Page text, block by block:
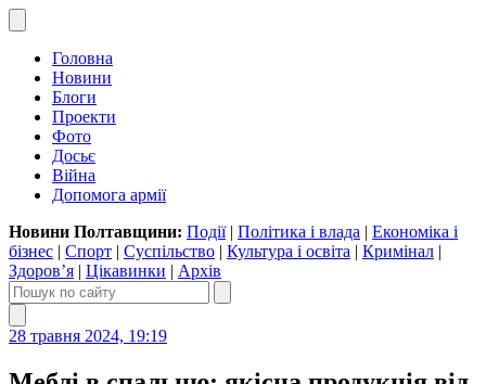
Головна
Новини
Блоги
Проекти
Фото
Досьє
Війна
Допомога армії
Новини Полтавщини: Події| Політика і влада | Економіка і
бізнес | Спорт | Суспільство | Культура і освіта | Кримінал |
Здоров’я | Цікавинки | Архів
28 травня 2024, 19:19